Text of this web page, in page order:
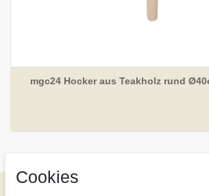
mgc24 Hocker aus Teakholz rund
Cookies